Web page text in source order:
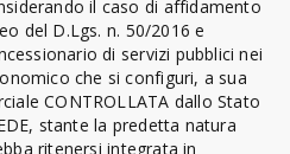
il caso di affidamento
del D.Lgs. n. 50/2016 e
di servizi pubblici nei
che si configuri, a sua
CONTROLLATA dallo Stato
stante la predetta natura
ritenersi integrata in